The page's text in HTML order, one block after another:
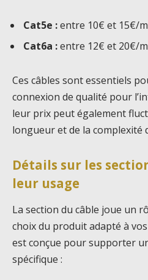
Cat5e :entre 10€ et 15€/
Cat6a :entre 12€ et 20€/
Ces câbles sont essentiels
connexion de qualité pour
leur prix peut également
longueur et de la complexité
Détails sur les
leur usage
La section du câble joue un
choix du produit adapté à
est conçue pour supporter
spécifique :